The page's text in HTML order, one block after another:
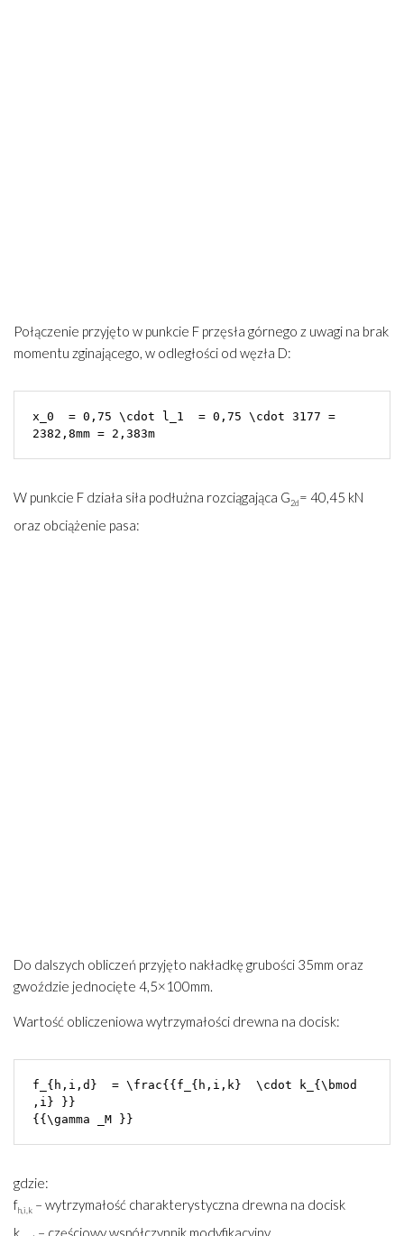
Połączenie przyjęto w punkcie F przęsła górnego z uwagi na brak
momentu zginającego, w odległości od węzła D:
x_0  = 0,75 \cdot l_1  = 0,75 \cdot 3177 =
2382,8mm = 2,383m
W punkcie F działa siła podłużna rozciągająca G2d= 40,45 kN
oraz obciążenie pasa:
Do dalszych obliczeń przyjęto nakładkę grubości 35mm oraz
gwoździe jednocięte 4,5×100mm.
Wartość obliczeniowa wytrzymałości drewna na docisk:
f_{h,i,d}  = \frac{{f_{h,i,k}  \cdot k_{\bmod
,i} }}
gdzie:
fh,i,k – wytrzymałość charakterystyczna drewna na docisk
k
– częściowy współczynnik modyfikacyjny